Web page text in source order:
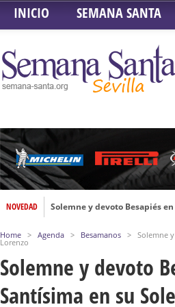
INICIO SEMANA SANTA
NOVEDAD
Solemne Triduo a la Virgen
Función de la Anunciación
Besamanos al Señor del Gran
Solemne y devoto Besamanos
Home > Agenda > Besamanos > Solemne
Lorenzo
Solemne y devoto
Santísima en su